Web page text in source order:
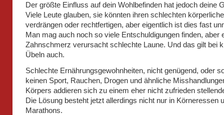
Der größte Einfluss auf dein Wohlbefinden hat jedoch deine
Viele Leute glauben, sie könnten ihren schlechten
verdrängen oder rechtfertigen, aber eigentlich ist dies fast
Man mag auch noch so viele Entschuldigungen finden, aber
Zahnschmerz verursacht schlechte Laune. Und das gilt bei
Übeln auch.
Schlechte Ernährungsgewohnheiten, nicht genügend, oder
keinen Sport, Rauchen, Drogen und ähnliche
Körpers addieren sich zu einem eher nicht zufrieden
Die Lösung besteht jetzt allerdings nicht nur in Körneressen
Marathons.